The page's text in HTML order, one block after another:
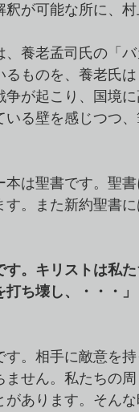
が可能な所に、村
養老孟司氏の「
ものを、養老氏は
が起こり、国境
る壁を感じつつ
は聖書です。聖書
。また新約聖書
す。キリストは私
ち壊し、・・・」
。相手に敵意を
せん。私たちの
あります。そん